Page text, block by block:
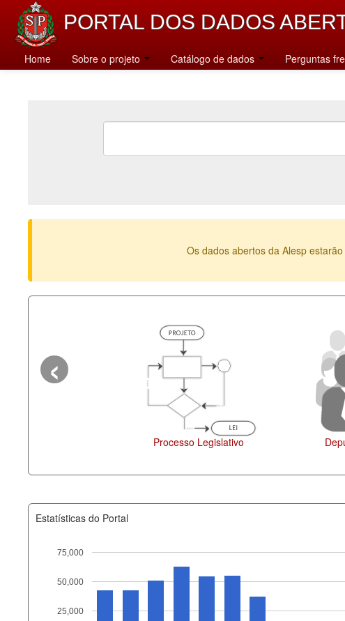
PORTAL DOS DADOS
Home Sobre o projeto Catálogo de dados Perguntas
Os dados abertos da Alesp
Deputados Estaduais
‹
Estatísticas do Portal
25,000
50,000
75,000
documento_andamento_atual.xml